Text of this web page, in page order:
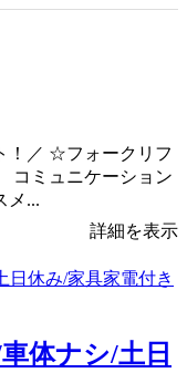
！／ ☆フォークリフ
コミュニケーション
メ...
詳細を表示
体ナシ/土日